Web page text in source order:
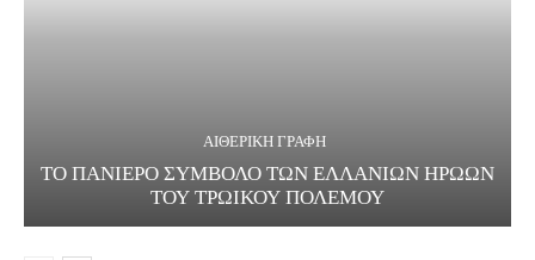
ΑΙΘΕΡΙΚΗ ΓΡΑΦΗ
ΤΟ ΠΑΝΙΕΡΟ ΣΥΜΒΟΛΟ ΤΩΝ ΕΛΛΑΝΙΩΝ ΗΡΩΩΝ
ΤΟΥ ΤΡΩΙΚΟΥ ΠΟΛΕΜΟΥ